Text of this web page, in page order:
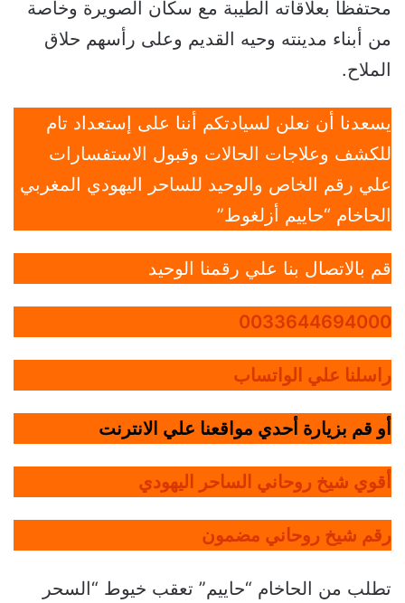
محتفظا بعلاقاته الطيبة مع سكان الصويرة وخاصة
من أبناء مدينته وحيه القديم وعلى رأسهم حلاق
الملاح.
يسعدنا أن نعلن لسيادتكم أننا على إستعداد تام
للكشف وعلاجات الحالات وقبول الاستفسارات
علي رقم الخاص والوحيد للساحر اليهودي المغربي
الحاخام “حاييم أزلغوط”
قم بالاتصال بنا علي رقمنا الوحيد
0033644694000
راسلنا علي الواتساب
أو قم بزيارة أحدي مواقعنا علي الانترنت
أقوي شيخ روحاني الساحر اليهودي
رقم شيخ روحاني مضمون
تطلب من الحاخام “حاييم” تعقب خيوط “السحر